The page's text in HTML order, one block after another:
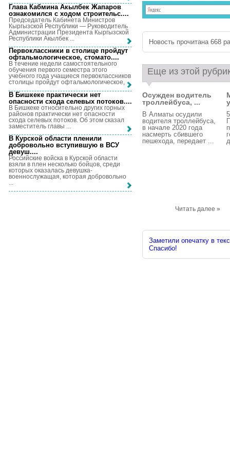
Новость прочитана 668
Еще из этой
Осужден водитель
троллейбуса, ...
В Алматы осудили
водителя троллейбуса,
в начале 2020 года
насмерть сбившего
пешехода, передает ...
Читать далее »
Заметили опечатку в
Спасибо!
Глава Кабмина Акылбек Жапаров
ознакомился с ходом строительс....
Председатель Кабинета Министров
Кыргызской Республики — Руководитель
Администрации Президента Кыргызской
Республики Акылбек ...
Первоклассники в столице пройдут
офтальмологическое, стомато....
В течение недели самостоятельного
обучения первого семестра этого
учебного года учащиеся первоклассников
столицы пройдут офтальмологическое, ...
В Бишкеке практически нет
опасности схода селевых потоков....
В Бишкеке относительно других горных
районов практически нет опасности
схода селевых потоков. Об этом сказал
заместитель главы ...
В Курской области пленили
добровольно вступившую в ВСУ
девуш....
Российские войска в Курской области
взяли в плен несколько бойцов, среди
которых оказалась девушка-
военнослужащая, которая добровольно
...